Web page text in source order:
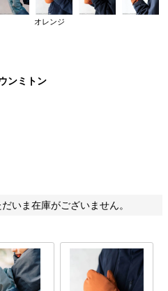
オレンジ
ンミトン
いま在庫がございません。